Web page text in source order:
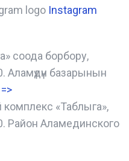
Instagram
соода борбору,
базарынын
=>
комплекс «Таблыга»,
Район Аламединского